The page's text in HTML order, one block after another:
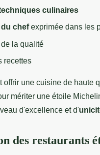
culinaires
chefexprimée dans les
de la qualité
recettes
offrir une cuisine de haute
mériter une étoile
d'excellence et d'
des restaurants